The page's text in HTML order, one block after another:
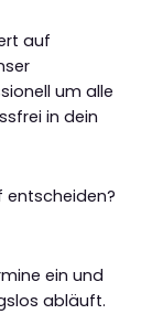
auf
um alle
in dein
entscheiden?
ein und
abläuft.